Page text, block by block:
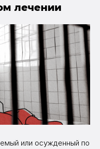
лечении
или осужденный по